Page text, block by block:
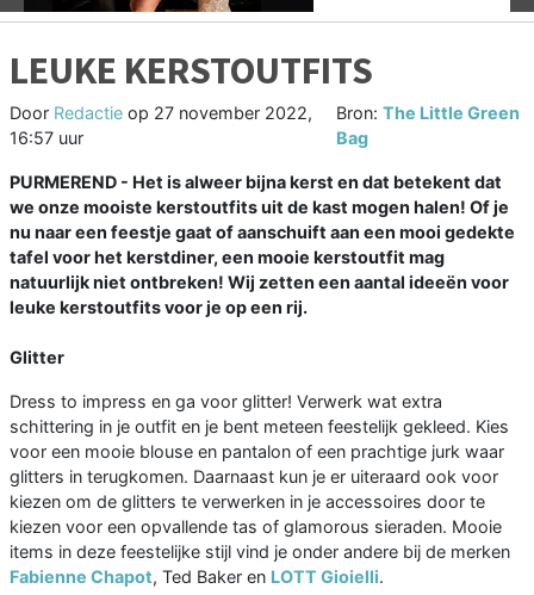
LEUKE KERSTOUTFITS
Door Redactie op 27 november 2022,
16:57 uur
Bron:The Little Green
Bag
PURMEREND - Het is alweer bijna kerst en dat betekent dat
we onze mooiste kerstoutfits uit de kast mogen halen! Of je
nu naar een feestje gaat of aanschuift aan een mooi gedekte
tafel voor het kerstdiner, een mooie kerstoutfit mag
natuurlijk niet ontbreken! Wij zetten een aantal ideeën voor
leuke kerstoutfits voor je op een rij.
Glitter
Dress to impress en ga voor glitter! Verwerk wat extra
schittering in je outfit en je bent meteen feestelijk gekleed. Kies
voor een mooie blouse en pantalon of een prachtige jurk waar
glitters in terugkomen. Daarnaast kun je er uiteraard ook voor
kiezen om de glitters te verwerken in je accessoires door te
kiezen voor een opvallende tas of glamorous sieraden. Mooie
items in deze feestelijke stijl vind je onder andere bij de merken
Fabienne Chapot, Ted Baker en LOTT Gioielli.